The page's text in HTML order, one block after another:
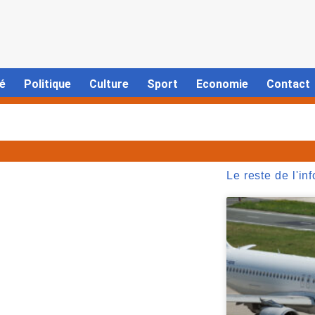
Politique Culture Sport Economie Contact
Le reste de